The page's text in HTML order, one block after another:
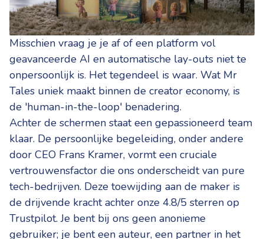
Misschien vraag je je af of een platform vol
geavanceerde AI en automatische lay-outs niet te
onpersoonlijk is. Het tegendeel is waar. Wat Mr
Tales uniek maakt binnen de creator economy, is
de 'human-in-the-loop' benadering.
Achter de schermen staat een gepassioneerd team
klaar. De persoonlijke begeleiding, onder andere
door CEO Frans Kramer, vormt een cruciale
vertrouwensfactor die ons onderscheidt van pure
tech-bedrijven. Deze toewijding aan de maker is
de drijvende kracht achter onze 4.8/5 sterren op
Trustpilot. Je bent bij ons geen anonieme
gebruiker; je bent een auteur, een partner in het